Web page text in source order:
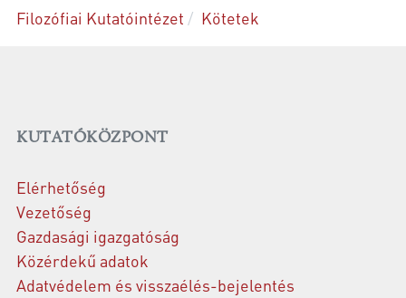
Filozófiai Kutatóintézet
Kötetek
KUTATÓKÖZPONT
Elérhetőség
Vezetőség
Gazdasági igazgatóság
Közérdekű adatok
Adatvédelem és visszaélés-bejelentés